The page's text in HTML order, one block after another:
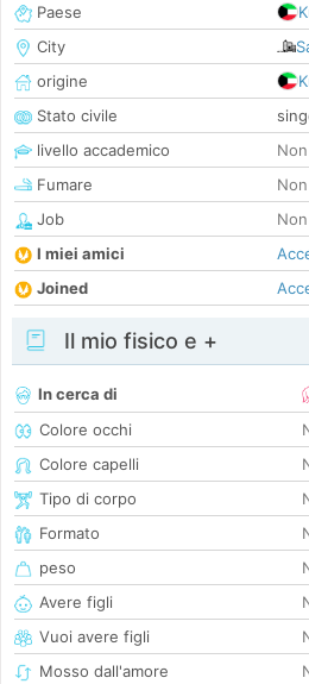
Paese
City
origine
Stato civile
livello accademico
Fumare
Job
I miei amici
Joined
Il mio fisico e +
In cerca di
Colore occhi
Colore capelli
Tipo di corpo
Formato
peso
Avere figli
Vuoi avere figli
Mosso dall'amore